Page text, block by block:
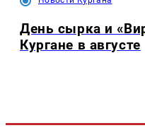
День сырка и
Кургане в августе